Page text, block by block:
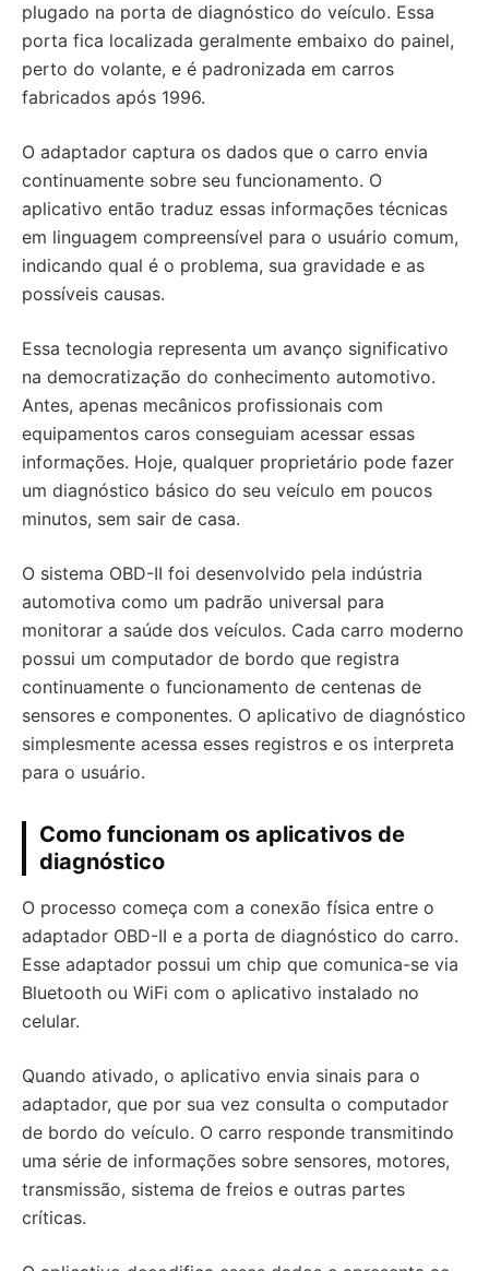
plugado na porta de diagnóstico do veículo. Essa
porta fica localizada geralmente embaixo do painel,
perto do volante, e é padronizada em carros
fabricados após 1996.
O adaptador captura os dados que o carro envia
continuamente sobre seu funcionamento. O
aplicativo então traduz essas informações técnicas
em linguagem compreensível para o usuário comum,
indicando qual é o problema, sua gravidade e as
possíveis causas.
Essa tecnologia representa um avanço significativo
na democratização do conhecimento automotivo.
Antes, apenas mecânicos profissionais com
equipamentos caros conseguiam acessar essas
informações. Hoje, qualquer proprietário pode fazer
um diagnóstico básico do seu veículo em poucos
minutos, sem sair de casa.
O sistema OBD-II foi desenvolvido pela indústria
automotiva como um padrão universal para
monitorar a saúde dos veículos. Cada carro moderno
possui um computador de bordo que registra
continuamente o funcionamento de centenas de
sensores e componentes. O aplicativo de diagnóstico
simplesmente acessa esses registros e os interpreta
para o usuário.
Como funcionam os aplicativos de
diagnóstico
O processo começa com a conexão física entre o
adaptador OBD-II e a porta de diagnóstico do carro.
Esse adaptador possui um chip que comunica-se via
Bluetooth ou WiFi com o aplicativo instalado no
celular.
Quando ativado, o aplicativo envia sinais para o
adaptador, que por sua vez consulta o computador
de bordo do veículo. O carro responde transmitindo
uma série de informações sobre sensores, motores,
transmissão, sistema de freios e outras partes
críticas.